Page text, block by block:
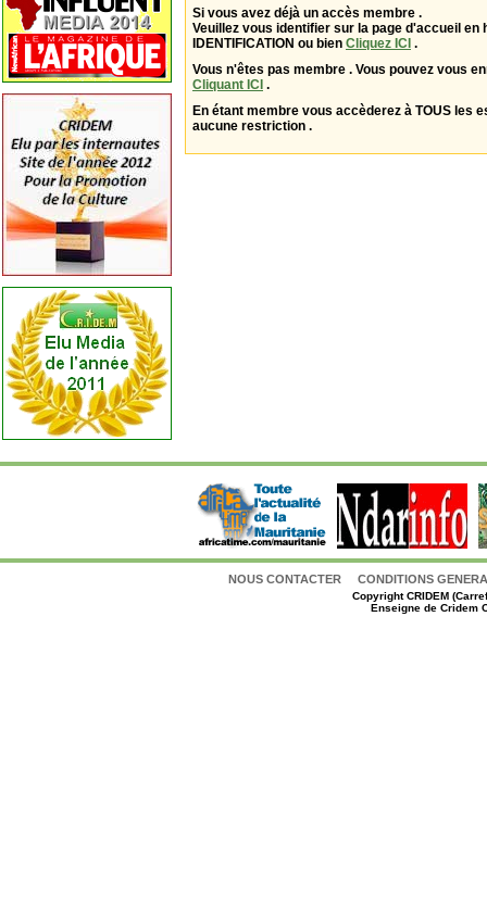
Si vous avez déjà un accès membre .
Veuillez vous identifier sur la page d'accueil en
IDENTIFICATION ou bien Cliquez ICI .
Vous n'êtes pas membre . Vous pouvez vous
Cliquant ICI .
En étant membre vous accèderez à TOUS les
aucune restriction .
NOUS CONTACTER CONDITIONS
CopyrightCRIDEM
Enseigne de Cridem